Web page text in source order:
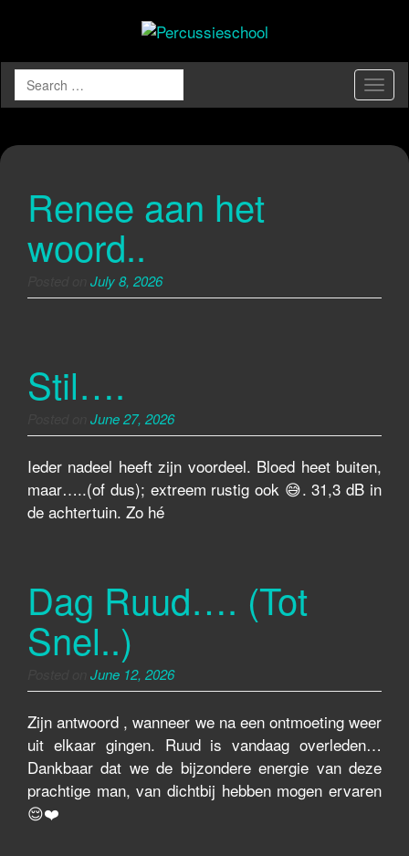
Renee aan het
woord..
July 8, 2026
Stil….
June 27, 2026
Ieder nadeel heeft zijn voordeel. Bloed heet buiten,
maar…..(of dus); extreem rustig ook 😅. 31,3 dB in
de achtertuin. Zo hé
Dag Ruud…. (Tot
Snel..)
June 12, 2026
Zijn antwoord , wanneer we na een ontmoeting weer
uit elkaar gingen. Ruud is vandaag overleden…
Dankbaar dat we de bijzondere energie van deze
prachtige man, van dichtbij hebben mogen ervaren
😌❤️